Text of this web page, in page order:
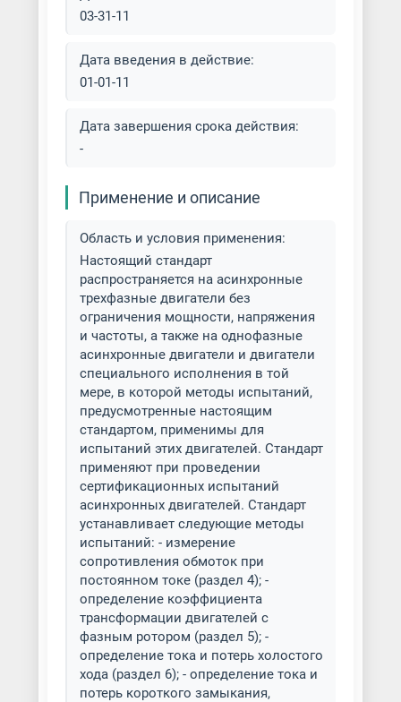
03-31-11
Дата введения в действие:
01-01-11
Дата завершения срока действия:
-
Применение и описание
Область и условия применения:
Настоящий стандарт
распространяется на асинхронные
трехфазные двигатели без
ограничения мощности, напряжения
и частоты, а также на однофазные
асинхронные двигатели и двигатели
специального исполнения в той
мере, в которой методы испытаний,
предусмотренные настоящим
стандартом, применимы для
испытаний этих двигателей. Стандарт
применяют при проведении
сертификационных испытаний
асинхронных двигателей. Стандарт
устанавливает следующие методы
испытаний: - измерение
сопротивления обмоток при
постоянном токе (раздел 4); -
определение коэффициента
трансформации двигателей с
фазным ротором (раздел 5); -
определение тока и потерь холостого
хода (раздел 6); - определение тока и
потерь короткого замыкания,